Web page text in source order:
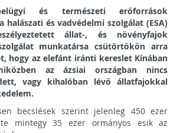
és természeti erőforrások
halászati és vadvédelmi szolgálat (ESA)
állat-, és növényfajok
munkatársa csütörtökön arra
hogy az elefánt iránti kereslet Kínában
az ázsiai országban nincs
vagy kihalóban lévő állatfajokkal
becslések szerint jelenleg 450 ezer
mintegy 35 ezer ormányos esik az